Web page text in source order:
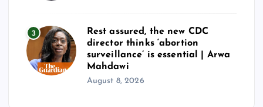
3
Rest assured, the new CDC
director thinks ‘abortion
surveillance’ is essential | Arwa
Mahdawi
August 8, 2026